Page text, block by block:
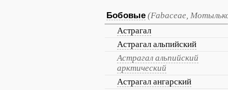
Бобовые (Fabaceae,
Астрагал
Астрагал альпийский
Астрагал альпийский
арктический
Астрагал ангарский